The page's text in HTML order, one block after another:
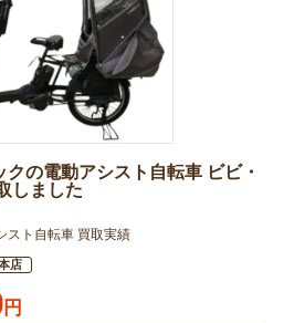
の電動アシスト自転車 ビビ・
しました
スト自転車 買取実績
店
円